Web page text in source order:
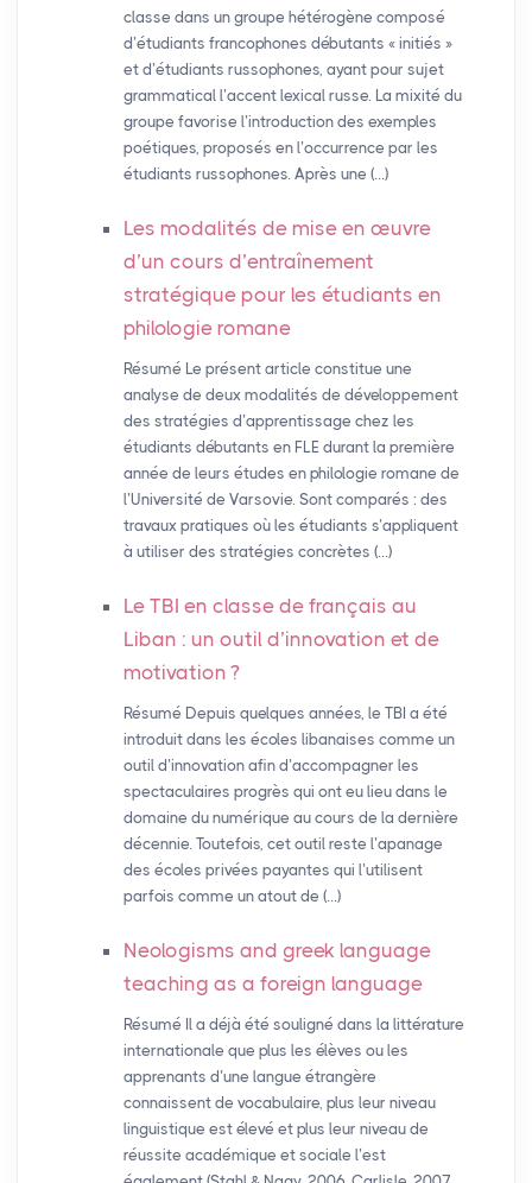
classe dans un groupe hétérogène composé
d’étudiants francophones débutants « initiés »
et d’étudiants russophones, ayant pour sujet
grammatical l’accent lexical russe. La mixité du
groupe favorise l’introduction des exemples
poétiques, proposés en l’occurrence par les
étudiants russophones. Après une (…)
Les modalités de mise en œuvre
d’un cours d’entraînement
stratégique pour les étudiants en
philologie romane
Résumé Le présent article constitue une
analyse de deux modalités de développement
des stratégies d’apprentissage chez les
étudiants débutants en FLE durant la première
année de leurs études en philologie romane de
l’Université de Varsovie. Sont comparés : des
travaux pratiques où les étudiants s’appliquent
à utiliser des stratégies concrètes (…)
Le TBI en classe de français au
Liban : un outil d’innovation et de
motivation ?
Résumé Depuis quelques années, le TBI a été
introduit dans les écoles libanaises comme un
outil d’innovation afin d’accompagner les
spectaculaires progrès qui ont eu lieu dans le
domaine du numérique au cours de la dernière
décennie. Toutefois, cet outil reste l’apanage
des écoles privées payantes qui l’utilisent
parfois comme un atout de (…)
Neologisms and greek language
teaching as a foreign language
Résumé Il a déjà été souligné dans la littérature
internationale que plus les élèves ou les
apprenants d’une langue étrangère
connaissent de vocabulaire, plus leur niveau
linguistique est élevé et plus leur niveau de
réussite académique et sociale l’est